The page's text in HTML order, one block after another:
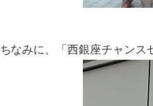
ちなみに、「西銀座チャンス